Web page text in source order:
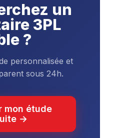
un
3PL
?
personnalisée et
sous 24h.
mon étude
→